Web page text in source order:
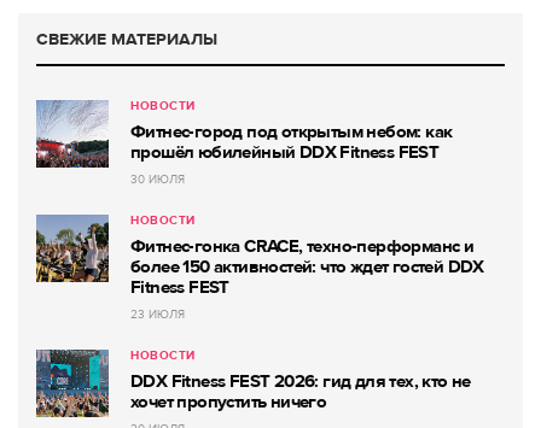
СВЕЖИЕ МАТЕРИАЛЫ
НОВОСТИ
Фитнес-город под открытым небом: как
прошёл юбилейный DDX Fitness FEST
30 ИЮЛЯ
НОВОСТИ
Фитнес-гонка CRACE, техно-перформанс и
более 150 активностей: что ждет гостей DDX
Fitness FEST
23 ИЮЛЯ
НОВОСТИ
DDX Fitness FEST 2026: гид для тех, кто не
хочет пропустить ничего